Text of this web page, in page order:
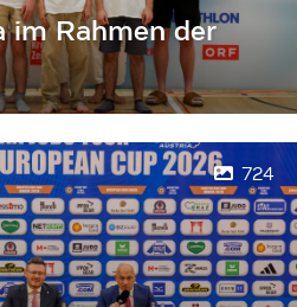
im Rahmen der
724